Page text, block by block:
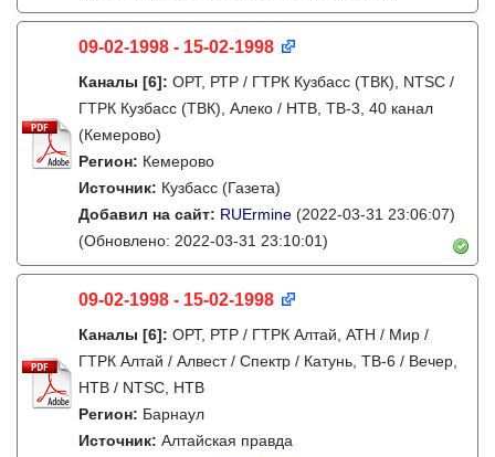
09-02-1998 - 15-02-1998
Каналы [6]: ОРТ, РТР / ГТРК Кузбасс (ТВК), NTSC /
ГТРК Кузбасс (ТВК), Алеко / НТВ, ТВ-3, 40 канал
(Кемерово)
Регион: Кемерово
Источник: Кузбасс (Газета)
Добавил на сайт: RUErmine (2022-03-31 23:06:07)
(Обновлено: 2022-03-31 23:10:01)
09-02-1998 - 15-02-1998
Каналы [6]: ОРТ, РТР / ГТРК Алтай, АТН / Мир /
ГТРК Алтай / Алвест / Спектр / Катунь, ТВ-6 / Вечер,
НТВ / NTSC, НТВ
Регион: Барнаул
Источник: Алтайская правда